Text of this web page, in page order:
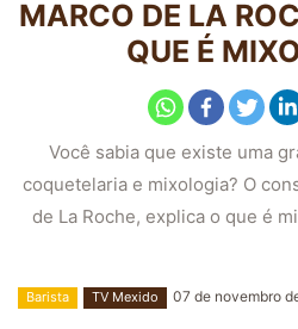
MARCO DE LA
QUE É
Você sabia que existe uma
coquetelaria e mixologia? O
de La Roche, explica o que é
Barista TV Mexido 07 de novembro